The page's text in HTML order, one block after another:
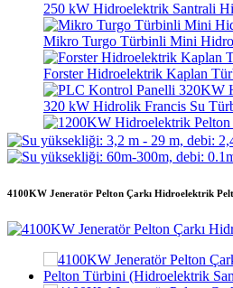
250 kW Hidroelektrik Santrali
Mikro Turgo Türbinli Mini
Forster Hidroelektrik Kaplan
320 kW Hidrolik Francis Su
1200KW Hidroelektrik Pelton
Düşük İnşaat Maliyeti, Yüksek
20 ft 250 kWh 582 kWh
Küçük 10kW 12kW 15kW
4100KW Jeneratör Pelton Çarkı Hidroelektrik